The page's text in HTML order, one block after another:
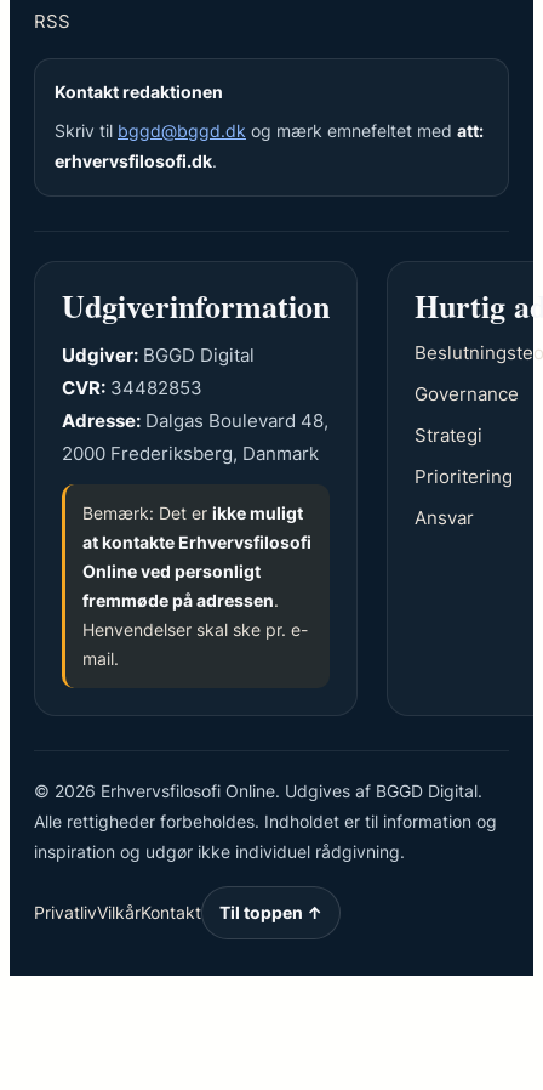
RSS
Kontakt redaktionen
Skriv til bggd@bggd.dk og mærk emnefeltet med att:
erhvervsfilosofi.dk.
Udgiverinformation
Udgiver: BGGD Digital
CVR: 34482853
Adresse: Dalgas Boulevard 48,
2000 Frederiksberg, Danmark
Bemærk: Det er ikke muligt
at kontakte Erhvervsfilosofi
Online ved personligt
fremmøde på adressen.
Henvendelser skal ske pr. e-
mail.
Hurtig
Governance
Strategi
Prioritering
Ansvar
© 2026 Erhvervsfilosofi Online. Udgives af BGGD Digital.
Alle rettigheder forbeholdes. Indholdet er til information og
inspiration og udgør ikke individuel rådgivning.
PrivatlivVilkårKontakt Til toppen ↑